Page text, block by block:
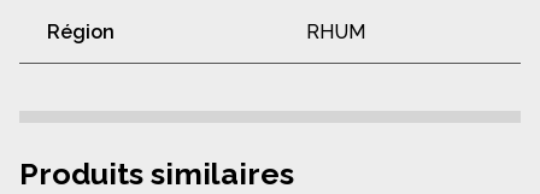
Région RHUM
Produits similaires